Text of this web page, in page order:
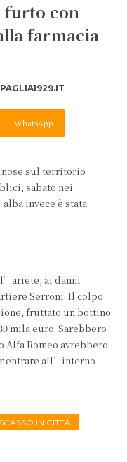
furto con
farmacia
WhatsApp
sul territorio
sabato nei
invece è stata
ai danni
Serroni. Il colpo
fruttato un bottino
mila euro. Sarebbero
Romeo avrebbero
entrare all’interno
IN CITTÀ